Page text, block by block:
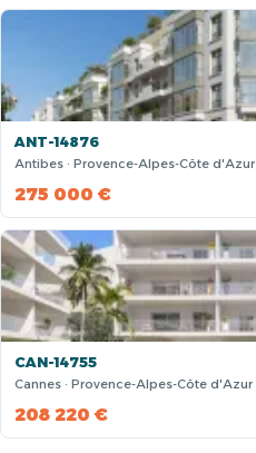
ANT-14876
Antibes · Provence-Alpes-Côte d'Azur
275 000 €
CAN-14755
Cannes · Provence-Alpes-Côte d'Azur
208 220 €